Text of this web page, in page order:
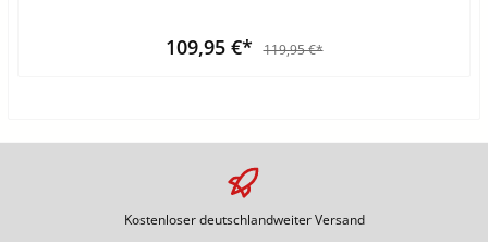
109,95 €* 119,95 €*
Kostenloser deutschlandweiter Versand